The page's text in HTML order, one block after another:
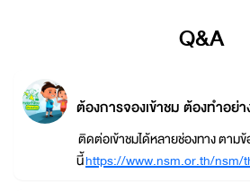
Q&A
ต้องการจองเข้าชม ต้องทำอย่า
ติดต่อเข้าชมได้หลายช่องทาง ตาม
นี้https://www.nsm.or.th/nsm/